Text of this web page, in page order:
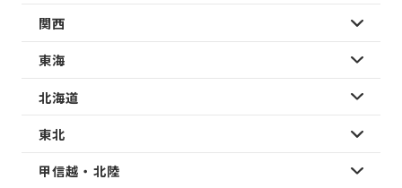
関西
東海
北海道
東北
甲信越・北陸